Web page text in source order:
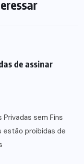
de assinar
sem Fins
estão proibidas de